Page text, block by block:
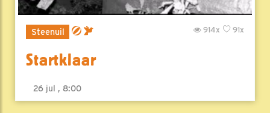
Steenuil 91x
914x
Startklaar
26 jul , 8:00